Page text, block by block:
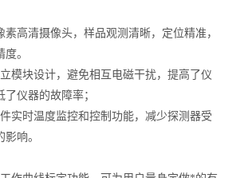
素高清摄像头，样品观测清晰，定位精准，
。
立模块设计，避免相互电磁干扰，提高了仪
仪器的故障率；
件实时温度监控和控制功能，减少探测器受
响。